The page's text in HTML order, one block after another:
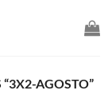
AGOSTO”